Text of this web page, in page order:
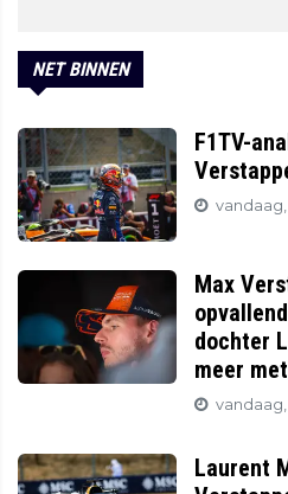
NET BINNEN
F1TV-
vandaag,
Max
dochter
meer
vandaag,
Laurent